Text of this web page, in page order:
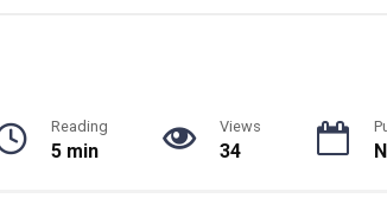
Reading
5 min
Views
34